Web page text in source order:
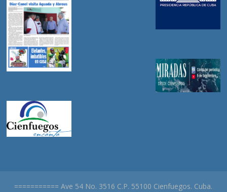
=========== Ave 54 No. 3516 C.P. 55100 Cienfuegos. Cuba.